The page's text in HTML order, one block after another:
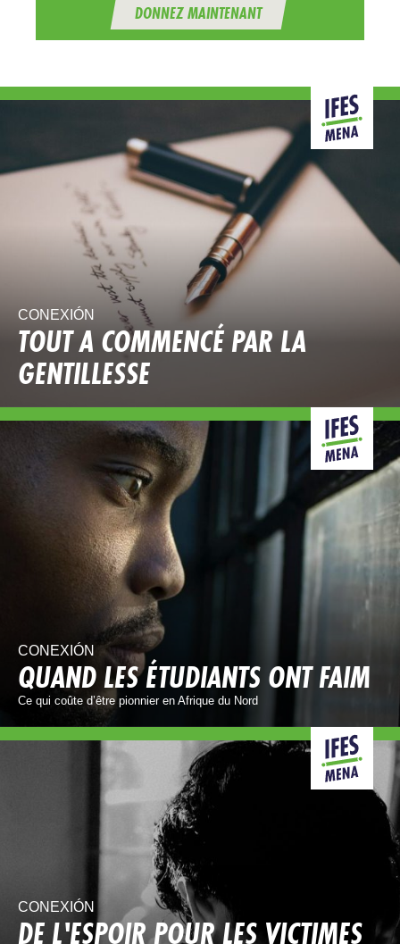
DONNEZ MAINTENANT
CONEXIÓN
TOUT A COMMENCÉ PAR LA
GENTILLESSE
CONEXIÓN
QUAND LES ÉTUDIANTS ONT FAIM
Ce qui coûte d’être pionnier en Afrique du Nord
CONEXIÓN
DE L'ESPOIR POUR LES VICTIMES